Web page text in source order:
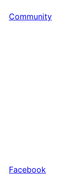
Community
Facebook